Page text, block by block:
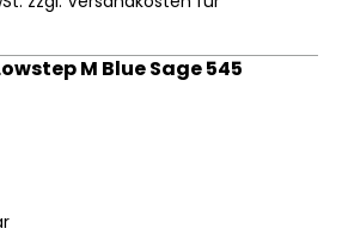
M Blue Sage 545